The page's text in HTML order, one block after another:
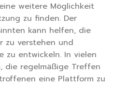
weitere Möglichkeit
zu finden. Der
kann helfen, die
zu verstehen und
zu entwickeln. In vielen
die regelmäßige Treffen
eine Plattform zu